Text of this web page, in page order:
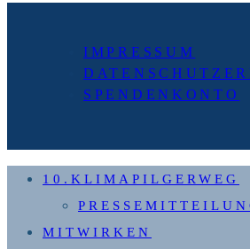
IMPRESSUM
SPENDENKONTO
10.KLIMAPILGERWEG
MITWIRKEN